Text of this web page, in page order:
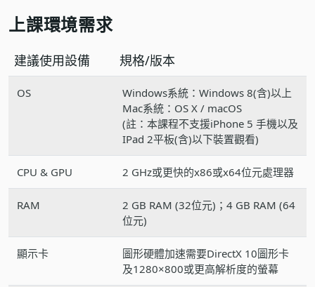
上課環境需求
建議使用設備 規格/版本
OS
Windows系統：Windows 8(含)以上
Mac系統：OS X / macOS
(註：本課程不支援iPhone 5 手機以及
IPad 2平板(含)以下裝置觀看)
CPU & GPU 2 GHz或更快的x86或x64位元處理器
RAM
2 GB RAM (32位元)；4 GB RAM (64
位元)
顯示卡
圖形硬體加速需要DirectX 10圖形卡
及1280×800或更高解析度的螢幕